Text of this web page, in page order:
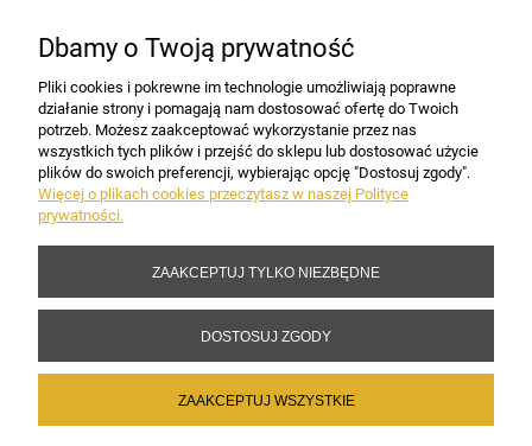
INFORMACJE
Copyright 2017-2026 Sakramento.pl
Dbamy o Twoją prywatność
Pliki cookies i pokrewne im technologie umożliwiają poprawne
działanie strony i pomagają nam dostosować ofertę do Twoich
potrzeb. Możesz zaakceptować wykorzystanie przez nas
wszystkich tych plików i przejść do sklepu lub dostosować użycie
plików do swoich preferencji, wybierając opcję "Dostosuj zgody".
Więcej o plikach cookies przeczytasz w naszej Polityce
prywatności.
ZAAKCEPTUJ TYLKO NIEZBĘDNE
DOSTOSUJ ZGODY
ZAAKCEPTUJ WSZYSTKIE